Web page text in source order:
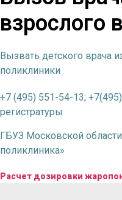
взрослого
Вызвать детского врача
поликлиники
+7 (495) 551-54-13;
регистратуры
ГБУЗ Московской
поликлиника»
Расчет дозировки